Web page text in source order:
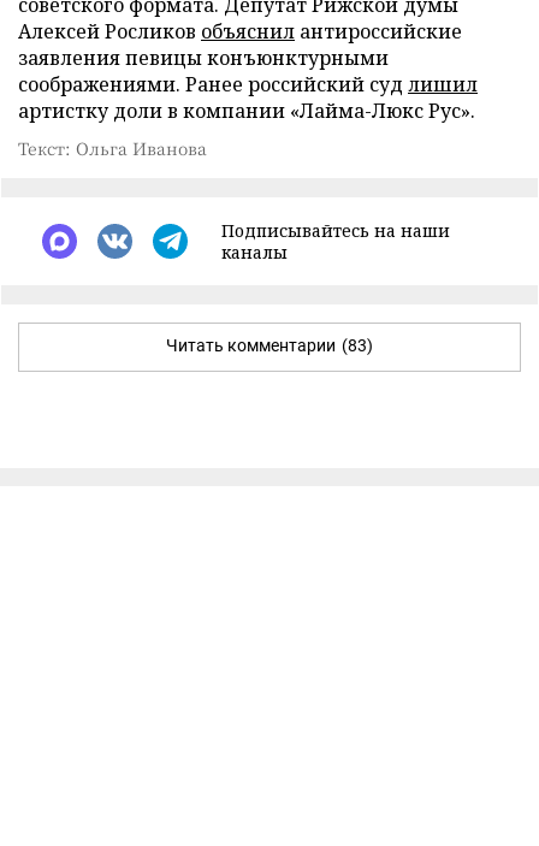
Алексей Росликов объяснил антироссийские
заявления певицы конъюнктурными
соображениями. Ранее российский суд лишил
артистку доли в компании «Лайма-Люкс Рус».
Текст: Ольга Иванова
Подписывайтесь на наши
каналы
Читать комментарии (83)